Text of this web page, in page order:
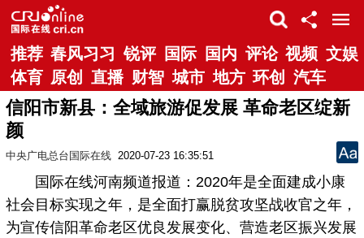
推荐 春风习习 锐评 国际 国内 评论 视频 文娱
体育 原创 直播 财智 城市 地方 环创 汽车
信阳市新县：全域旅游促发展 革命老区绽新
颜
中央广电总台国际在线 2020-07-23 16:35:51
国际在线河南频道报道：2020年是全面建成小康
社会目标实现之年，是全面打赢脱贫攻坚战收官之年，
为宣传信阳革命老区优良发展变化、营造老区振兴发展